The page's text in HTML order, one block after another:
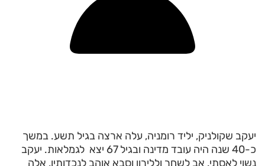
יעקב שקולניק, יליד רומניה, עלה ארצה בגיל תשע. במשך
כ-40 שנה היה עובד מדינה ובגיל 67 יצא לגמלאות. יעקב
נשוי לאסתי, אב לשחר וללירון וסבא אוהב לנכדותיו, אלה